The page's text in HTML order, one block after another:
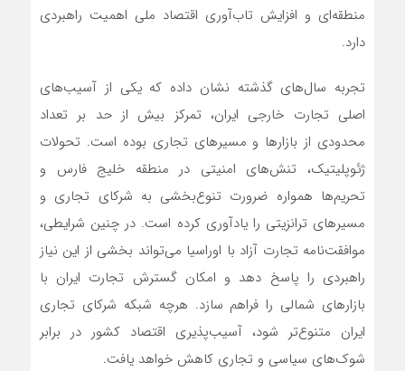
منطقه‌ای و افزایش تاب‌آوری اقتصاد ملی اهمیت راهبردی
دارد.
تجربه سال‌های گذشته نشان داده که یکی از آسیب‌های
اصلی تجارت خارجی ایران، تمرکز بیش از حد بر تعداد
محدودی از بازارها و مسیرهای تجاری بوده است. تحولات
ژئوپلیتیک، تنش‌های امنیتی در منطقه خلیج فارس و
تحریم‌ها همواره ضرورت تنوع‌بخشی به شرکای تجاری و
مسیرهای ترانزیتی را یادآوری کرده است. در چنین شرایطی،
موافقت‌نامه تجارت آزاد با اوراسیا می‌تواند بخشی از این نیاز
راهبردی را پاسخ دهد و امکان گسترش تجارت ایران با
بازارهای شمالی را فراهم سازد. هرچه شبکه شرکای تجاری
ایران متنوع‌تر شود، آسیب‌پذیری اقتصاد کشور در برابر
شوک‌های سیاسی و تجاری کاهش خواهد یافت.